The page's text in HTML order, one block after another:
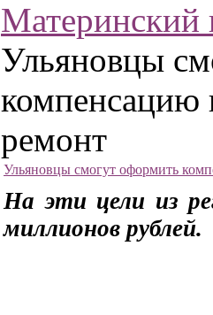
Материнский
Ульяновцы
компенсацию
ремонт
Ульяновцы смогут оформить
На эти цели из
миллионов рублей.